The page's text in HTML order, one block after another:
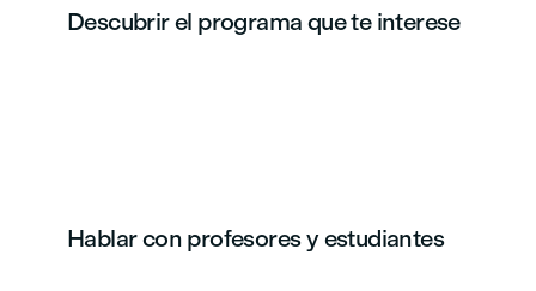
Descubrir el programa que te interese
Hablar con profesores y estudiantes